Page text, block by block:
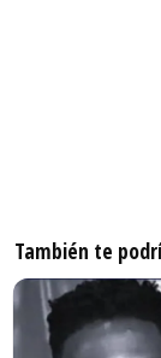
También te